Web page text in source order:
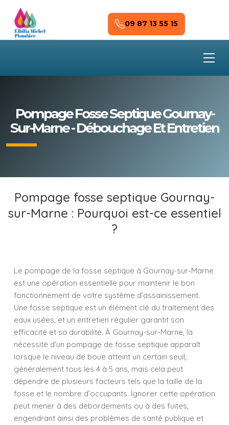
Skip to main content
09 87 13 55 15
Pompage Fosse Septique Gournay-
Sur-Marne - Débouchage Et Entretien
Pompage fosse septique Gournay-
sur-Marne : Pourquoi est-ce essentiel
?
Le pompage de la fosse septique à Gournay-sur-Marne
est une opération essentielle pour maintenir le bon
fonctionnement de votre système d’assainissement.
Une fosse septique est un élément clé du traitement des
eaux usées, et un entretien régulier garantit son
efficacité et sa durabilité. À Gournay-sur-Marne, la
nécessité d’un pompage de fosse septique apparaît
lorsque le niveau de boue atteint un certain seuil,
généralement tous les 4 à 5 ans, mais cela peut
dépendre de plusieurs facteurs tels que la taille de la
fosse et le nombre d’occupants. Ignorer cette opération
peut mener à des débordements ou à des fuites,
engendrant ainsi des problèmes de santé publique et